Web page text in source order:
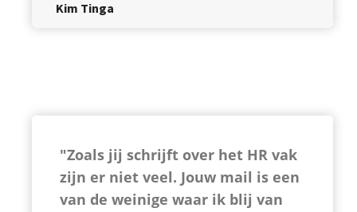
Kim Tinga
"Zoals jij schrijft over het HR vak
zijn er niet veel. Jouw mail is een
van de weinige waar ik blij van